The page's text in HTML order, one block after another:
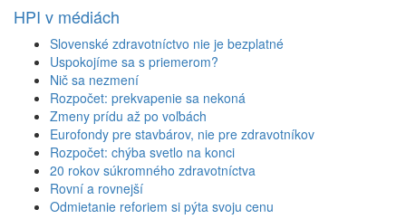
HPI v médiách
Slovenské zdravotníctvo nie je bezplatné
Uspokojíme sa s priemerom?
Nič sa nezmení
Rozpočet: prekvapenie sa nekoná
Zmeny prídu až po voľbách
Eurofondy pre stavbárov, nie pre zdravotníkov
Rozpočet: chýba svetlo na konci
20 rokov súkromného zdravotníctva
Rovní a rovnejší
Odmietanie reforiem si pýta svoju cenu